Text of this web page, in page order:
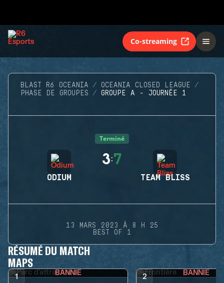
Co-streaming
BLAST R6 OCEANIA
OCEANIA CLOSED LEAGUE
PHASE DE GROUPES
GROUPE A - JOURNÉE 1
Terminé
ODIUM
3:7
TEAM BLISS
13 MARS 2023 À 8 H 25
BEST OF 1
RÉSUMÉ DU MATCH
MAPS
1 BANNIE 2 BANNIE